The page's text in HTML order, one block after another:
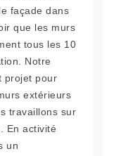
façade dans
que les murs
tous les 10
Notre
projet pour
extérieurs
travaillons sur
En activité
un